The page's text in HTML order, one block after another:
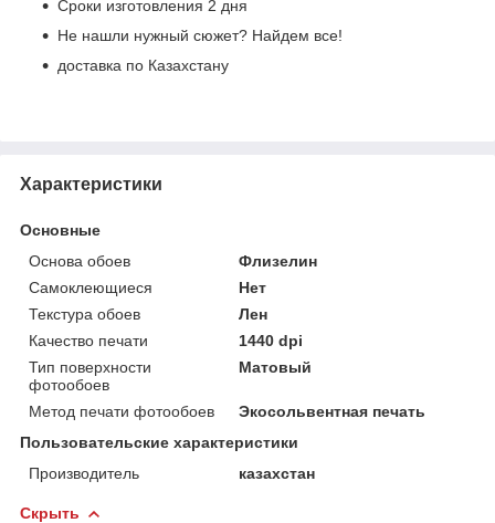
Сроки изготовления 2 дня
Не нашли нужный сюжет? Найдем все!
доставка по Казахстану
Характеристики
Основные
Основа обоев
Флизелин
Самоклеющиеся
Нет
Текстура обоев
Лен
Качество печати
1440 dpi
Тип поверхности
фотообоев
Матовый
Метод печати фотообоев
Экосольвентная печать
Пользовательские характеристики
Производитель
казахстан
Скрыть